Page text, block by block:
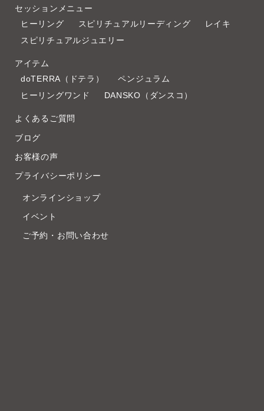
セッションメニュー
ヒーリング
スピリチュアルリーディング
レイキ
スピリチュアルジュエリー
アイテム
doTERRA（ドテラ）
ペンジュラム
ヒーリングワンド
DANSKO（ダンスコ）
よくあるご質問
ブログ
お客様の声
プライバシーポリシー
オンラインショップ
イベント
ご予約・お問い合わせ